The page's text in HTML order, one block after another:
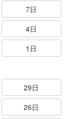
7日
4日
1日
29日
26日